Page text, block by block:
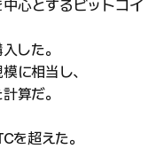
心とするビットコイ
した。
に相当し、
算だ。
を超えた。